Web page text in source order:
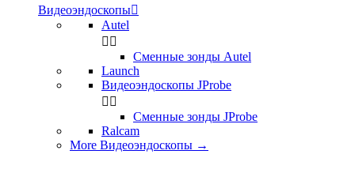
Видеоэндоскопы
Autel
 
Сменные зонды Autel
Launch
Видеоэндоскопы JProbe
 
Сменные зонды JProbe
Ralcam
More Видеоэндоскопы →